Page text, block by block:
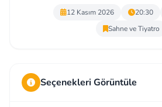
12 Kasım 2026 20:30
Sahne ve Tiyatro
Seçenekleri Görüntüle